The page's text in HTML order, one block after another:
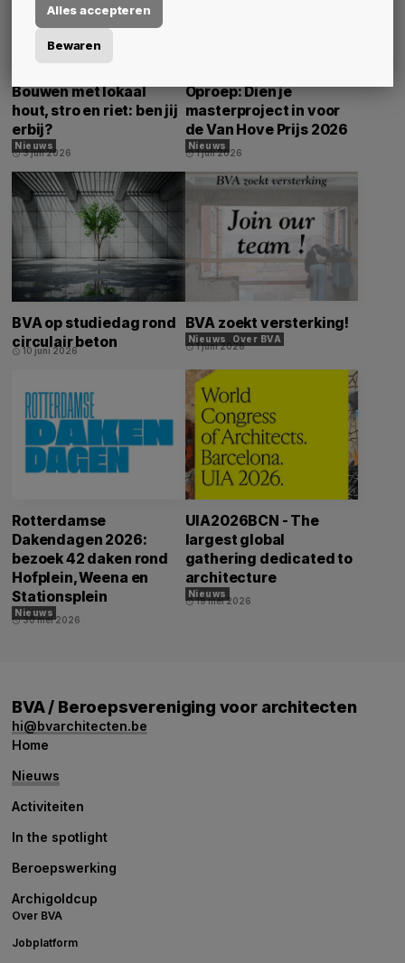
Alles accepteren
Bewaren
Bouwen met lokaal
hout, stro en riet: ben jij
erbij?
Nieuws
schedule3 juli 2026
Oproep: Dien je
masterproject in voor
de Van Hove Prijs 2026
Nieuws
schedule1 juli 2026
BVA op studiedag rond
circulair beton
schedule 10 juni 2026
BVA zoekt versterking!
Nieuws Over BVA
schedule1 juni 2026
Rotterdamse
Dakendagen 2026:
bezoek 42 daken rond
Hofplein, Weena en
Stationsplein
Nieuws
schedule30 mei 2026
UIA2026BCN - The
largest global
gathering dedicated to
architecture
Nieuws
schedule19 mei 2026
BVA / Beroepsvereniging voor architecten
hi@bvarchitecten.be
Home
Nieuws
Activiteiten
In the spotlight
Beroepswerking
Archigoldcup
Over BVA
Jobplatform